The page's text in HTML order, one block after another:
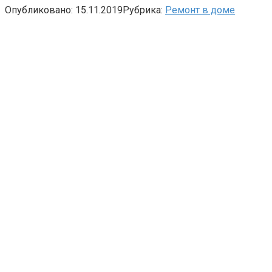
Опубликовано: 15.11.2019Рубрика: Ремонт в доме